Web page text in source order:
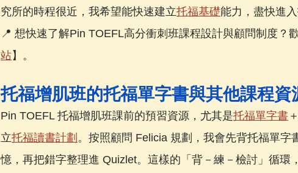
究所的時程很近，我希望能快速建立托福基礎能力，盡快進
📍 想快速了解Pin TOEFL高分衝刺班課程設計與顧問制度？
站】。
托福增肌班的托福單字書與其他課程資
Pin TOEFL 托福增肌班課前的預習資源，尤其是托福單字書
立托福讀書計劃 。按照顧問 Felicia 規劃，我會先背托福單字
憶，再把錯字整理進 Quizlet。這樣的「背－練－檢討」循環